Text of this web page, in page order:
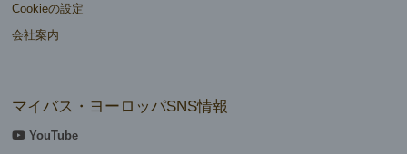
Cookieの設定
会社案内
マイバス・ヨーロッパSNS情報
YouTube